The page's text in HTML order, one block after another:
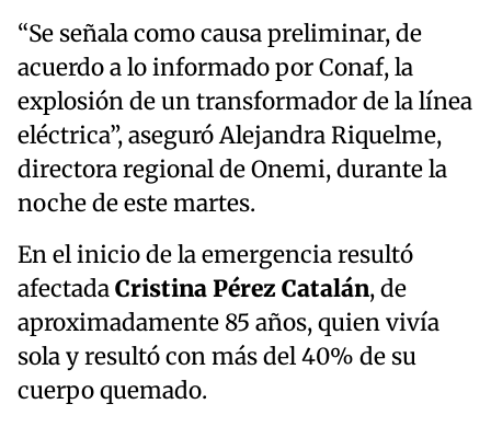
“Se señala como causa preliminar, de
acuerdo a lo informado por Conaf, la
explosión de un transformador de la línea
eléctrica”, aseguró Alejandra Riquelme,
directora regional de Onemi, durante la
noche de este martes.
En el inicio de la emergencia resultó
afectadaCristina Pérez Catalán, de
aproximadamente 85 años, quien vivía
sola y resultó con más del 40% de su
cuerpo quemado.